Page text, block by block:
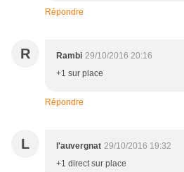
Répondre
R Rambi 29/10/2016 20:16
+1 sur place
Répondre
L l'auvergnat 29/10/2016 19:32
+1 direct sur place